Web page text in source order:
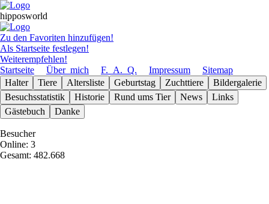
hipposworld
Zu den Favoriten hinzufügen!
Als Startseite festlegen!
Weiterempfehlen!
Startseite
Über_mich F._A._Q. Impressum
Sitemap
Halter
Tiere Altersliste Geburts­tag Zuchttiere
Bilder­galerie
Besuchs­statistik
Historie Rund ums Tier News
Links
Gäste­buch
Danke
Besucher
Online: 3
Gesamt: 482.668